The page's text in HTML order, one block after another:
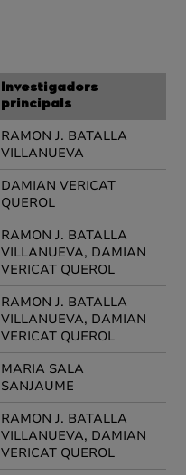
Investigadors
principals
RAMON J. BATALLA
VILLANUEVA
DAMIAN VERICAT
QUEROL
RAMON J. BATALLA
VILLANUEVA, DAMIAN
VERICAT QUEROL
RAMON J. BATALLA
VILLANUEVA, DAMIAN
VERICAT QUEROL
MARIA SALA
SANJAUME
RAMON J. BATALLA
VILLANUEVA, DAMIAN
VERICAT QUEROL